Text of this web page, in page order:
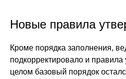
Новые правила
Кроме порядка заполнения,
подкорректировало и правила
целом базовый порядок